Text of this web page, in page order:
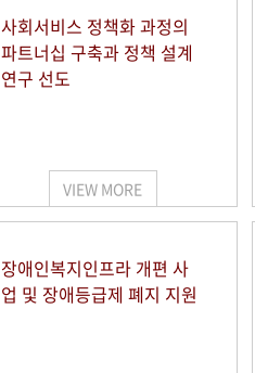
사회서비스 정책화 과정의
파트너십 구축과 정책 설계
연구 선도
VIEW MORE
장애인복지인프라 개편 사
업 및 장애등급제 폐지 지원